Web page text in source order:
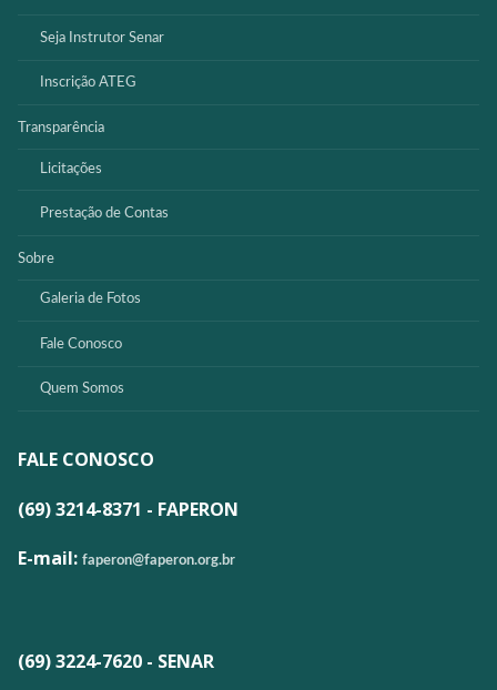
Seja Instrutor Senar
Inscrição ATEG
Transparência
Licitações
Prestação de Contas
Sobre
Galeria de Fotos
Fale Conosco
Quem Somos
FALE CONOSCO
(69) 3214-8371 - FAPERON
E-mail: faperon@faperon.org.br
(69) 3224-7620 - SENAR